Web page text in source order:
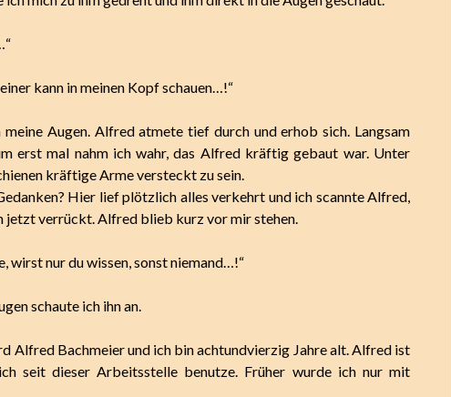
kann in meinen Kopf schauen…!“
Augen. Alfred atmete tief durch und erhob sich. Langsam
erst mal nahm ich wahr, das Alfred kräftig gebaut war. Unter
kräftige Arme versteckt zu sein.
Hier lief plötzlich alles verkehrt und ich scannte Alfred,
jetzt verrückt. Alfred blieb kurz vor mir stehen.
wirst nur du wissen, sonst niemand…!“
schaute ich ihn an.
Alfred Bachmeier und ich bin achtundvierzig Jahre alt. Alfred ist
seit dieser Arbeitsstelle benutze. Früher wurde ich nur mit